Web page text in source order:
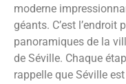
moderne
géants. C’est
panoramiques de la
de Séville. Chaque
rappelle que Séville